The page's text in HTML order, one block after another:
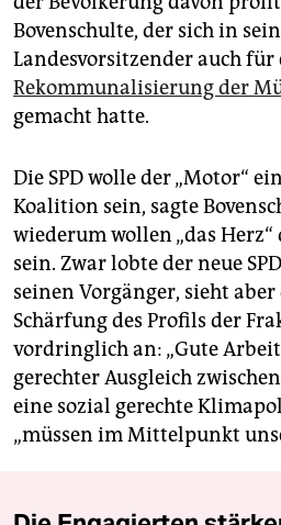
Bovenschulte, der sich in
Landesvorsitzender auch für
Rekommunalisierung der
gemacht hatte.
Die SPD wolle der „Motor“
Koalition sein, sagte
wiederum wollen „das Herz“
sein. Zwar lobte der neue
seinen Vorgänger, sieht
Schärfung des Profils der
vordringlich an: „Gute
gerechter Ausgleich
eine sozial gerechte
„müssen im Mittelpunkt